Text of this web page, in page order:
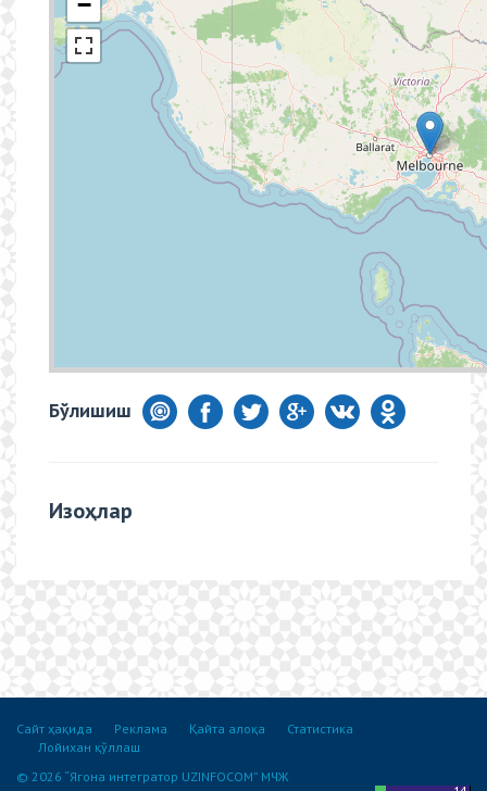
Бўлишиш
Изоҳлар
Сайт ҳақида Реклама Қайта алоқа
Статистика
Лойихан қўллаш
© 2026 “Ягона интегратор UZINFOCOM” МЧЖ